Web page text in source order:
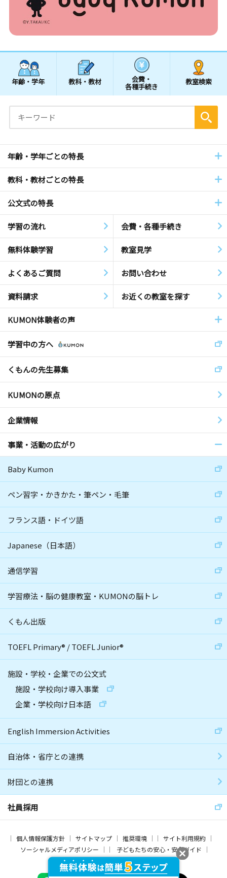
年齢・学年 教科・教材 会費・
各種手続き
教室検索
年齢・学年ごとの特長
教科・教材ごとの特長
公文式の特長
学習の流れ 会費・各種手続き
無料体験学習 教室見学
よくあるご質問 お問い合わせ
資料請求 お近くの教室を探す
KUMON体験者の声
学習中の方へ
くもんの先生募集
KUMONの原点
企業情報
事業・活動の広がり
Baby Kumon
ペン習字・かきかた・筆ペン・毛筆
フランス語・ドイツ語
Japanese（日本語）
通信学習
学習療法・脳の健康教室・KUMONの脳トレ
くもん出版
TOEFL Primary® /TOEFL Junior®
施設・学校・企業での公文式
施設・学校向け導入事業
企業・学校向け日本語
English Immersion Activities
自治体・省庁との連携
財団との連携
社員採用
個人情報保護方針 サイトマップ 推奨環境
サイト利用規約
ソーシャルメディアポリシー
子どもたちの安心・安全ガイド